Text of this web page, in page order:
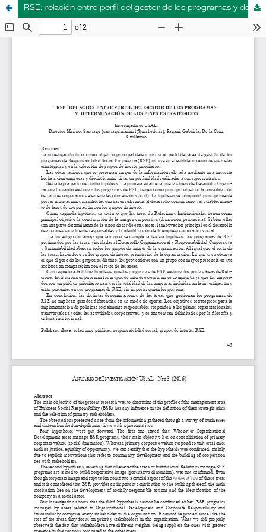
RSE: relación entre perfil del gestor de los programas y determinación de los fines estratégicos